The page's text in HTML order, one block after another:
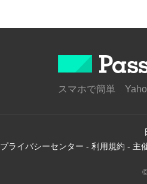
スマホで簡単
プライバシーセンター - 利用規約 - 主